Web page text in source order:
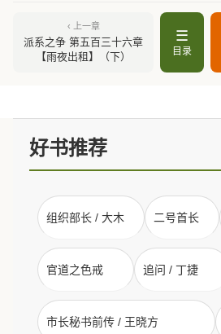
‹ 上一章
派系之争 第五百三十六章
【雨夜出租】（下）
☰
目录
好书推荐
组织部长 / 大木 二号首长
官道之色戒 追问 / 丁捷
市长秘书前传 / 王晓方